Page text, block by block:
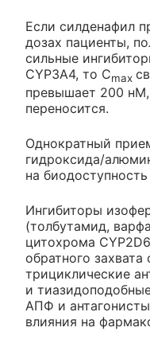
Если силденафил
дозах пациенты,
сильные
CYP3A4, то Cmax
превышает 200
переносится.
Однократный
гидроксида/
на
Ингибиторы
(толбутамид,
цитохрома
обратного захвата
трициклические
и
АПФ и
влияния на